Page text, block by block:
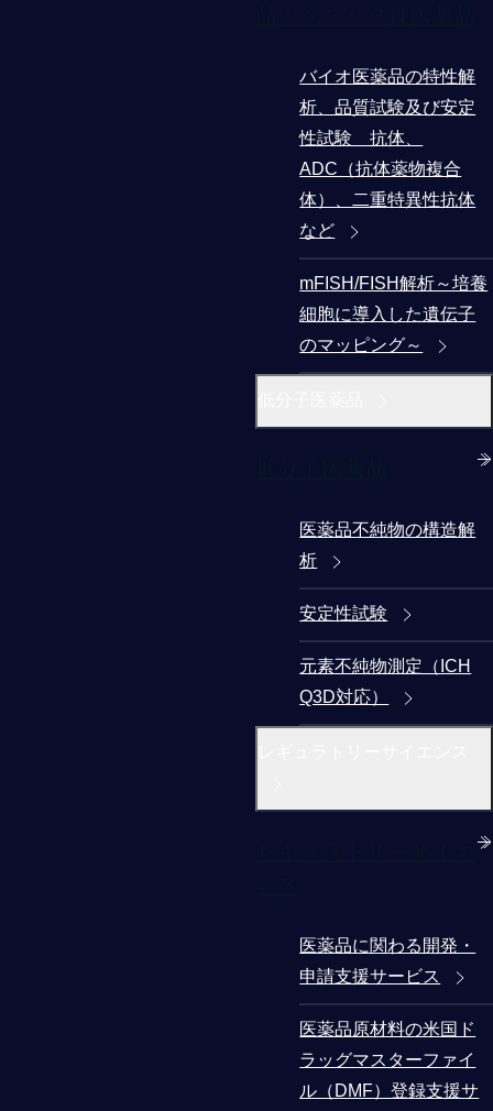
バイオ医薬品の特性解
析、品質試験及び安定
性試験 抗体、
ADC（抗体薬物複合
体）、二重特異性抗体
など
mFISH/FISH解析～培養
細胞に導入した遺伝子
のマッピング～
医薬品不純物の構造解
析
安定性試験
元素不純物測定（ICH
Q3D対応）
医薬品に関わる開発・
申請支援サービス
医薬品原材料の米国ド
ラッグマスターファイ
ル（DMF）登録支援サ